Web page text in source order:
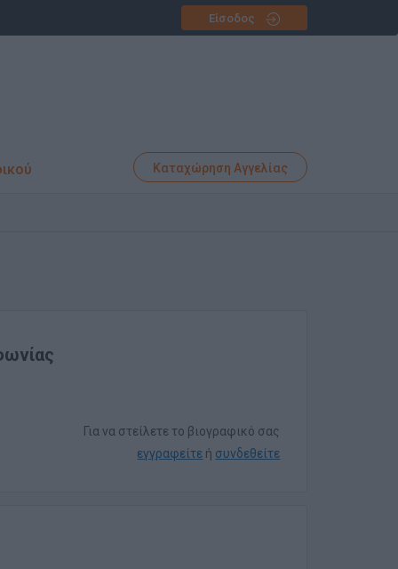
Είσοδος
Καταχώρηση Αγγελίας
Για να στείλετε το βιογραφικό σας
εγγραφείτε ή συνδεθείτε